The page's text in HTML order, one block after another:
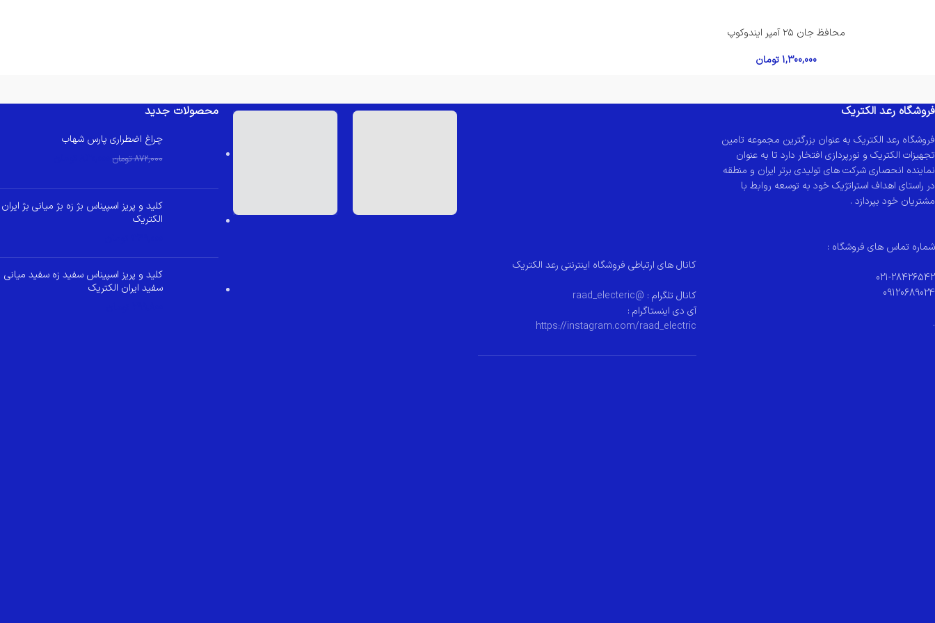
محافظ جان ۲۵ آمپر ایندوکوپ
1,300,000تومان
فروشگاه رعد الکتریک
فروشگاه رعد الکتریک به عنوان بزرگترین مجموعه تامین
تجهیزات الکتریک و نورپردازی افتخار دارد تا به عنوان
نماینده انحصاری شرکت های تولیدی برتر ایران و منطقه
در راستای اهداف استراتژیک خود به توسعه روابط با
مشتریان خود بپردازد .
شماره تماس های فروشگاه :
021-28426542
09120689024
.
کانال های ارتباطی فروشگاه اینترنتی رعد الکتریک
کانال تلگرام : @raad_electeric
آی دی اینستاگرام :
https://instagram.com/raad_electric
محصولات جدید
چراغ اضطراری پارس شهاب
872,000 تومان
کلید و پریز اسپیناس بژ زه بژ میانی بژ ایران
الکتریک
کلید و پریز اسپیناس سفید زه سفید میانی
سفید ایران الکتریک